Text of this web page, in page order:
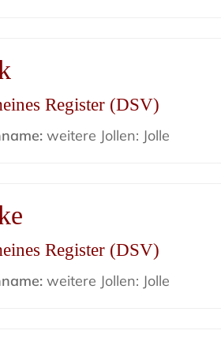
Register (DSV)
weitere Jollen: Jolle
Register (DSV)
weitere Jollen: Jolle